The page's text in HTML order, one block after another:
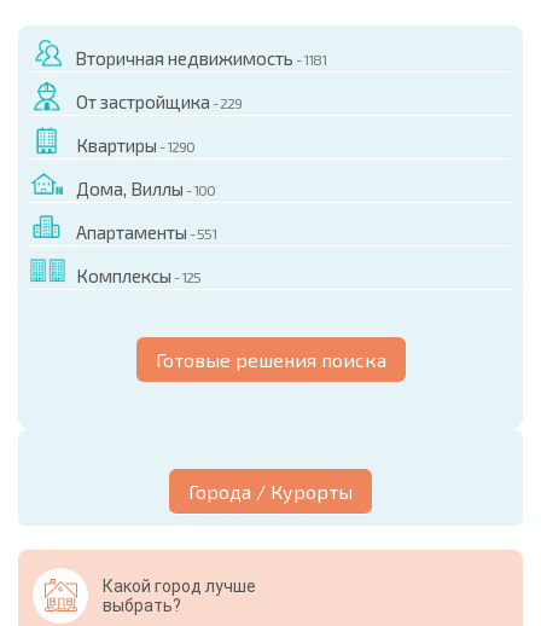
Вторичная недвижимость - 1181
От застройщика - 229
Квартиры - 1290
Дома, Виллы - 100
Апартаменты - 551
Комплексы - 125
Готовые решения поиска
Города / Курорты
Какой город лучше
выбрать?